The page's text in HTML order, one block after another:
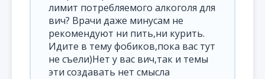
лимит потребляемого алкоголя для
вич? Врачи даже минусам не
рекомендуют ни пить,ни курить.
Идите в тему фобиков,пока вас тут
не съели)Нет у вас вич,так и темы
эти создавать нет смысла